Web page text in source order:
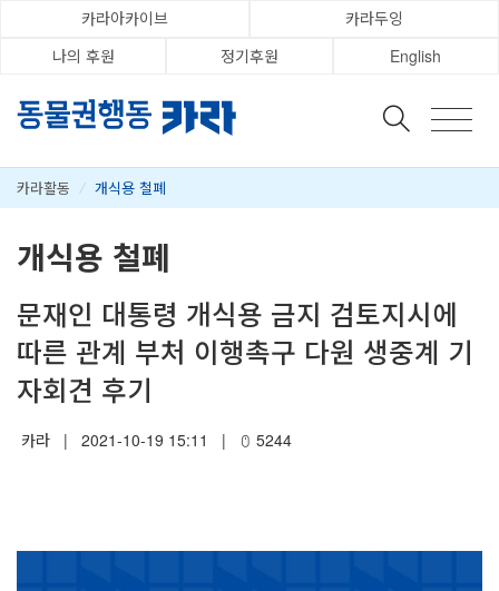
카라아카이브
카라두잉
나의 후원
정기후원 English
카라활동 / 개식용 철폐
개식용 철폐
문재인 대통령 개식용 금지 검토지시에
따른 관계 부처 이행촉구 다원 생중계 기
자회견 후기
카라 | 2021-10-19 15:11 | 5244